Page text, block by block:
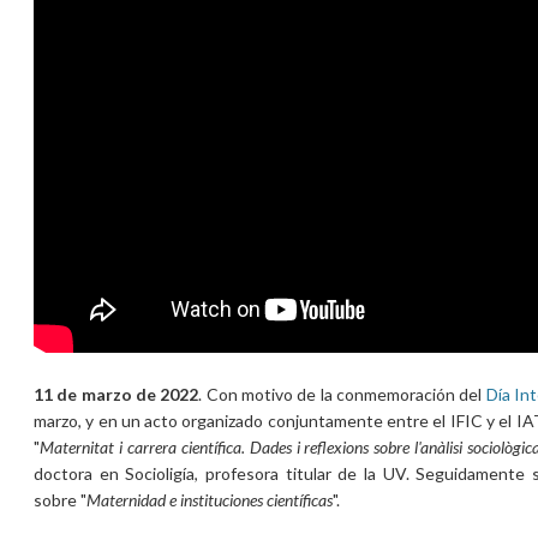
11 de marzo de 2022. Con motivo de la conmemoración del Día
marzo, y en un acto organizado conjuntamente entre el IFIC y el
"Maternitat i carrera científica. Dades i reflexions sobre l'anàlisi
doctora en Socioligía, profesora titular de la UV. Seguidamente
sobre "Maternidad e instituciones científicas".